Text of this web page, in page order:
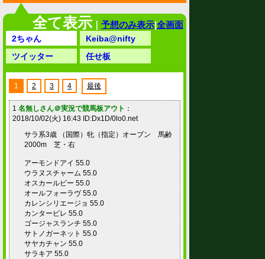
全て表示 ｜ 予想のみ表示|全画面
2ちゃん
Keiba@nifty
ツイッター
任せ板
1 2 3 4 最後
1 名無しさん＠実況で競馬板アウト ：
2018/10/02(火) 16:43 ID:Dx1D/0lo0.net
サラ系3歳 （国際）牝（指定）オープン 馬齢
2000m 芝・右
アーモンドアイ 55.0
ウラヌスチャーム 55.0
オスカールビー 55.0
オールフォーラヴ 55.0
カレンシリエージョ 55.0
カンタービレ 55.0
ゴージャスランチ 55.0
サトノガーネット 55.0
サヤカチャン 55.0
サラキア 55.0